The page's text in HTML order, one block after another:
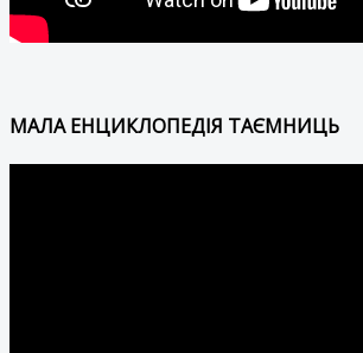
МАЛА ЕНЦИКЛОПЕДІЯ ТАЄМНИЦЬ